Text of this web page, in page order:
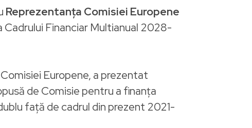
Reprezentanța Comisiei Europene
Financiar Multianual 2028-
Europene, a prezentat
de Comisie pentru a finanța
față de cadrul din prezent 2021-